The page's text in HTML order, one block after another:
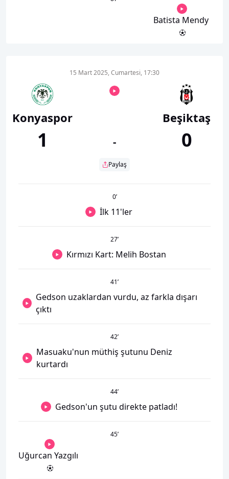
Batista Mendy
Konyaspor
1
15 Mart 2025, Cumartesi, 17:30
-
Paylaş
Beşiktaş
0
0’
İlk 11'ler
27’
Kırmızı Kart: Melih Bostan
41’
Gedson uzaklardan vurdu, az farkla dışarı
çıktı
42’
Masuaku'nun müthiş şutunu Deniz
kurtardı
44’
Gedson'un şutu direkte patladı!
45’
Uğurcan Yazgılı